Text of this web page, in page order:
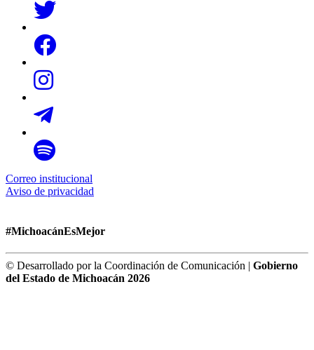
Correo institucional
Aviso de privacidad
#MichoacánEsMejor
© Desarrollado por la Coordinación de Comunicación | Gobierno
del Estado de Michoacán 2026